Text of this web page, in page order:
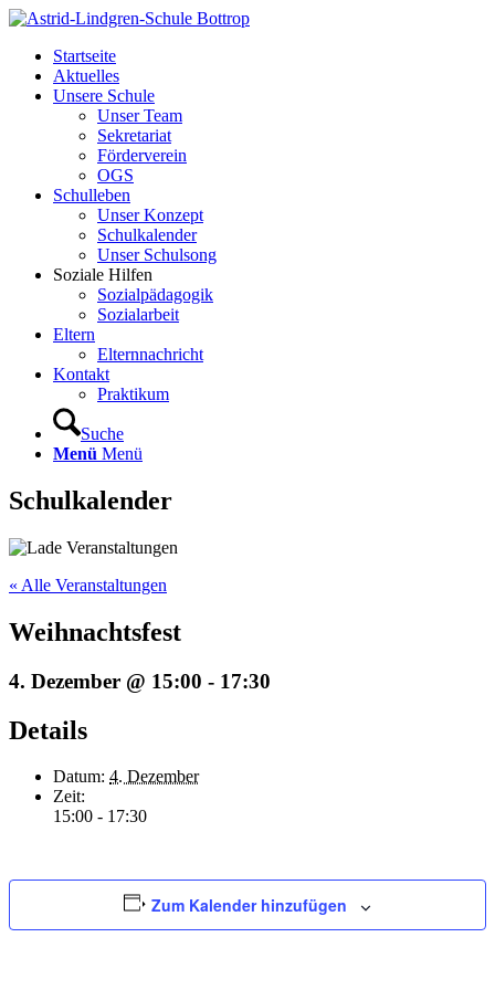
Startseite
Aktuelles
Unsere Schule
Unser Team
Sekretariat
Förderverein
OGS
Schulleben
Unser Konzept
Schulkalender
Unser Schulsong
Soziale Hilfen
Sozialpädagogik
Sozialarbeit
Eltern
Elternnachricht
Kontakt
Praktikum
Suche
Menü Menü
Schulkalender
« Alle Veranstaltungen
Weihnachtsfest
4. Dezember @ 15:00 - 17:30
Details
Datum: 4. Dezember
Zeit:
15:00 - 17:30
Zum Kalender hinzufügen